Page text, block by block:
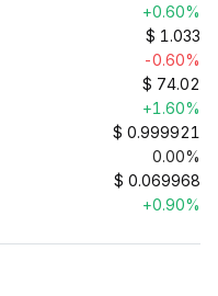
+0.60%
$ 1.033
-0.60%
$ 74.02
+1.60%
$ 0.999921
0.00%
$ 0.069968
+0.90%